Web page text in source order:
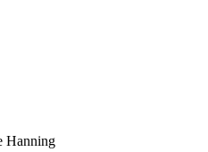
Hanning